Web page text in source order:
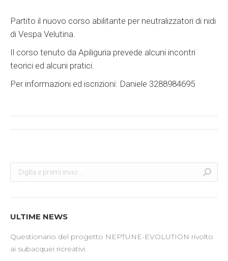
Partito il nuovo corso abilitante per neutralizzatori di nidi
di Vespa Velutina.
Il corso tenuto da Apiliguria prevede alcuni incontri
teorici ed alcuni pratici.
Per informazioni ed iscrizioni: Daniele 3288984695
Post
Search:
Cerca
ULTIME NEWS
Questionario del progetto NEPTUNE-EVOLUTION rivolto
ai subacquei ricreativi